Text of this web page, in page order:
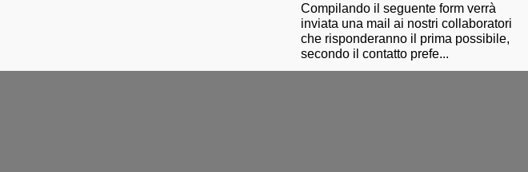
Compilando il seguente form verrà
inviata una mail ai nostri collaboratori
che risponderanno il prima possibile,
secondo il contatto prefe...